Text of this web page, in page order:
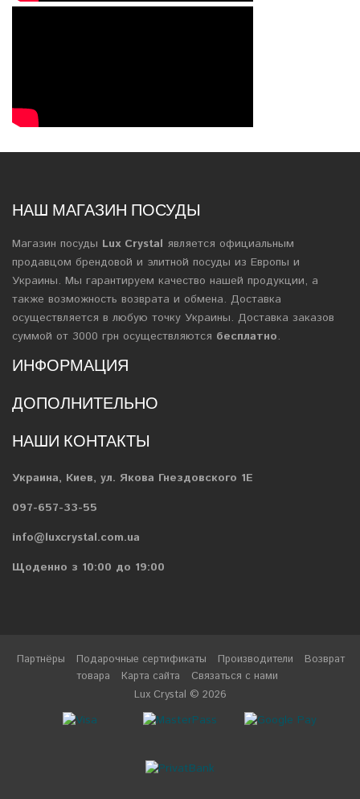
НАШ МАГАЗИН ПОСУДЫ
Магазин посуды Lux Crystal является официальным
продавцом брендовой и элитной посуды из Европы и
Украины. Мы гарантируем качество нашей продукции, а
также возможность возврата и обмена. Доставка
осуществляется в любую точку Украины. Доставка заказов
суммой от 3000 грн осуществляются бесплатно.
ИНФОРМАЦИЯ
ДОПОЛНИТЕЛЬНО
НАШИ КОНТАКТЫ
Украина, Киев, ул. Якова Гнездовского 1Е
097-657-33-55
info@luxcrystal.com.ua
Щоденно з 10:00 до 19:00
Партнёры Подарочные сертификаты Производители
Возврат
товара
Карта сайта
Связаться с нами
Lux Crystal © 2026